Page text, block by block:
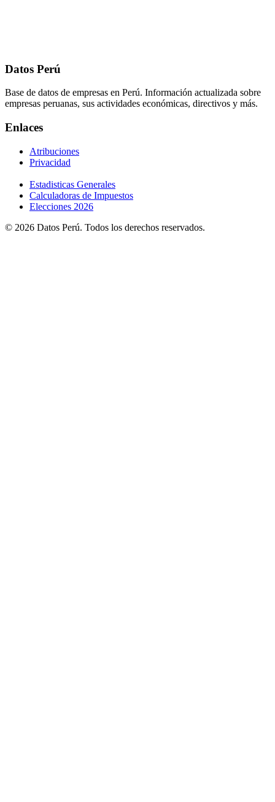
Datos Perú
Base de datos de empresas en Perú. Información actualizada sobre
empresas peruanas, sus actividades económicas, directivos y más.
Enlaces
Atribuciones
Privacidad
Estadisticas Generales
Calculadoras de Impuestos
Elecciones 2026
© 2026 Datos Perú. Todos los derechos reservados.